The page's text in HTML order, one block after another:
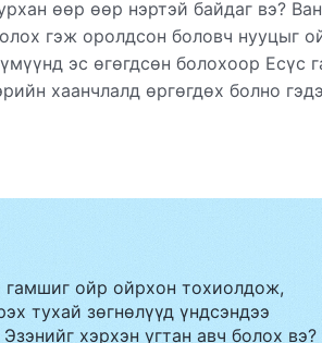
өөр өөр нэртэй байдаг вэ?
гэж оролдсон боловч нууцыг
эс өгөгдсөн болохоор Есүс
хаанчлалд өргөгдөх болно
гамшиг ойр ойрхон тохиолдож,
тухай зөгнөлүүд үндсэндээ
хэрхэн угтан авч болох вэ?